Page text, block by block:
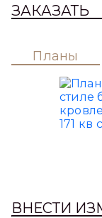
ЗАКАЗАТЬ
Планы
ВНЕСТИ